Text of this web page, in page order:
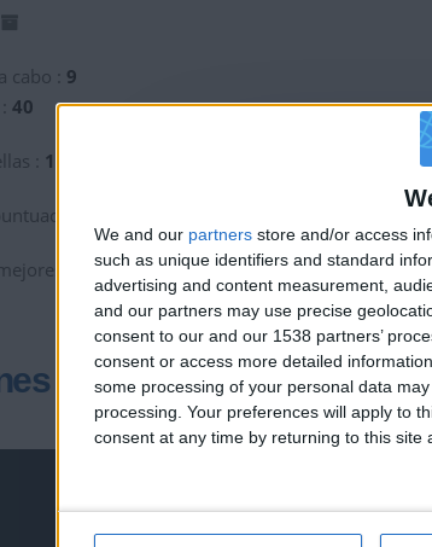
We and our partners store and/or access
such as unique identifiers and standard
advertising and content measurement,
and our partners may use precise
consent to our and our 1538 partners’
consent or access more detailed
some processing of your personal data
processing. Your preferences will apply to
consent at any time by returning to this site
cabo : 9
40
: 11
max. :
partidas :0
1
🇺🇸 We
an
Join our
the firsts